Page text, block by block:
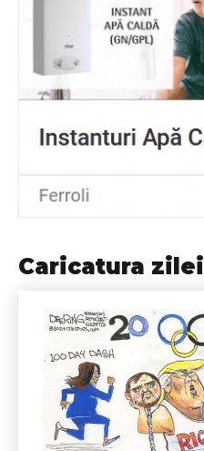
Caricatura zilei